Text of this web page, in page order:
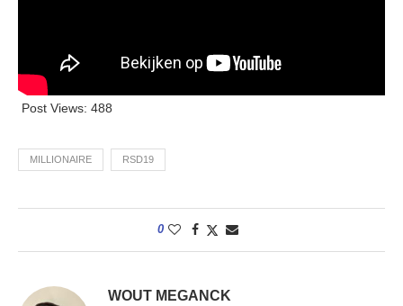
Post Views: 488
MILLIONAIRE RSD19
0
WOUT MEGANCK